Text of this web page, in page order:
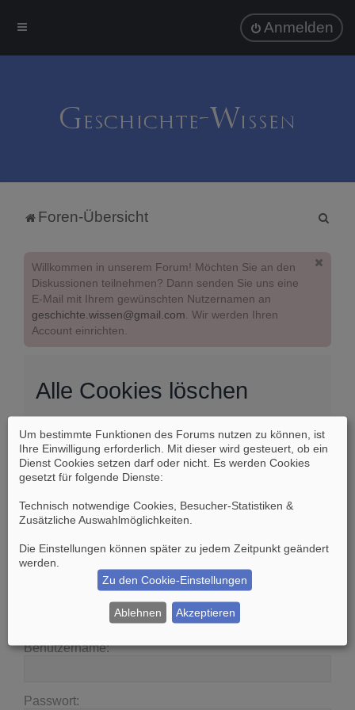
Anmelden
Foren-Übersicht
Willkommen in unserem Forum! Möchten Sie an den
Diskussionen teilnehmen? Dann senden Sie uns eine
E-Mail mit Ihrem gewünschten Nutzernamen an
geschichte.wissen@gmail.com. Wir werden Ihren
Account einrichten.
Alle Cookies löschen
Sind Sie sich sicher, dass Sie alle Cookies des
Boards löschen möchten?
SucheErweiterte Suche
Benutzername:
Passwort:
Um bestimmte Funktionen des Forums nutzen zu können, ist
Ihre Einwilligung erforderlich. Mit dieser wird gesteuert, ob ein
Dienst Cookies setzen darf oder nicht. Es werden Cookies
gesetzt für folgende Dienste:
Technisch notwendige Cookies, Besucher-Statistiken &
Zusätzliche Auswahlmöglichkeiten
Die Einstellungen können später zu jedem Zeitpunkt geändert
werden.
Zu den Cookie-Einstellungen
Ablehnen Akzeptieren